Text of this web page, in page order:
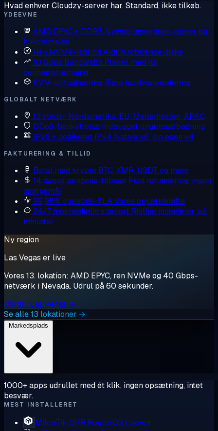
Hvad enhver Cloudzy-server har. Standard, ikke tilkøb.
YDEEVNE
AMD EPYC + DDR5 Nyeste generation kerner og
hukommelse
Ren NVMe-lagring Aldrig roterende diske
10 Gbps Bandwidth Planer med høj
gennemstrømning
KVM-virtualisering Ægte hardwareisolering
GLOBALT NETVÆRK
13 steder Nordamerika, EU, Mellemøsten, APAC
DDoS-beskyttelse Indbygget angrebsafbødning
IPv6 + dedikeret IPv4 Native v6, din egen v4
FAKTURERING & TILLID
Betal med krypto BTC, XMR, USDT og mere
14 dages pengene-tilbage Fuld refundering, ingen
spørgsmål
99,95% oppetids-SLAVores oppetidsløfte
24/7 menneskelig support Rigtige ingeniører, på
minutter
Ny region
Las Vegas er live
Vores 13. lokation: AMD EPYC, ren NVMe og 40 Gbps-
netværk i Nevada. Udrul på 60 sekunder.
Udrul i Las Vegas →
Se alle 13 lokationer →
1000+ apps udrullet med ét klik, ingen opsætning, intet
besvær.
MEST INSTALLERET
MikroTik CHR RouterOS i skyen